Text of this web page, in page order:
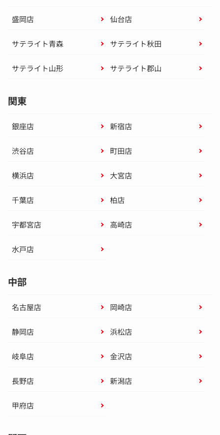
盛岡店 仙台店
サテライト青森 サテライト秋田
サテライト山形 サテライト郡山
関東
銀座店 新宿店
渋谷店 町田店
横浜店 大宮店
千葉店 柏店
宇都宮店 高崎店
水戸店
中部
名古屋店 岡崎店
静岡店 浜松店
岐阜店 金沢店
長野店 新潟店
甲府店